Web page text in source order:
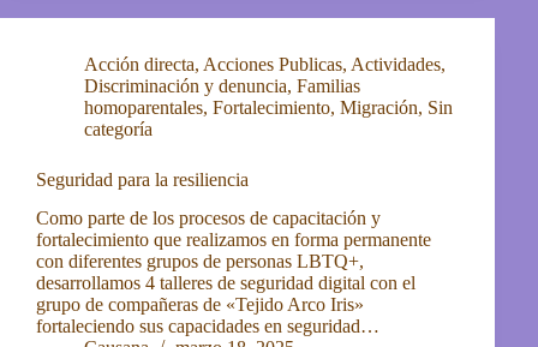
Acción directa, Acciones Publicas, Actividades,
Discriminación y denuncia, Familias
homoparentales, Fortalecimiento, Migración, Sin
categoría
Seguridad para la resiliencia
Como parte de los procesos de capacitación y
fortalecimiento que realizamos en forma permanente
con diferentes grupos de personas LBTQ+,
desarrollamos 4 talleres de seguridad digital con el
grupo de compañeras de «Tejido Arco Iris»
fortaleciendo sus capacidades en seguridad…